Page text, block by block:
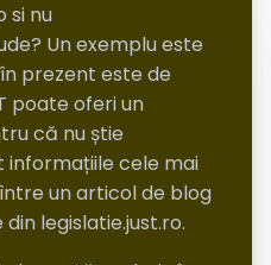
si nu
Un exemplu este
prezent este de
poate oferi un
că nu știe
cele mai
un articol de blog
legislatie.just.ro.